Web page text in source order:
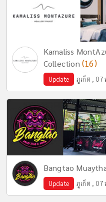
Kamaliss
Collection (16)
Update ภูเก็ต , 07
Bangtao
Update ภูเก็ต , 07